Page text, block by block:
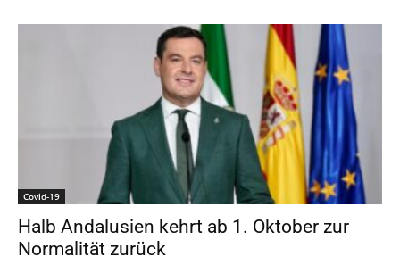
Covid-19
Halb Andalusien kehrt ab 1. Oktober zur
Normalität zurück